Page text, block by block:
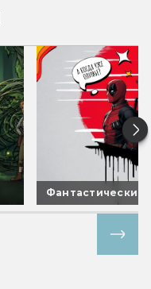
Фантастические